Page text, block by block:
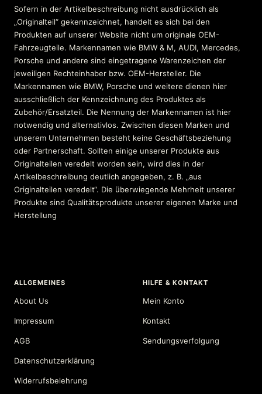
Sofern in der Artikelbeschreibung nicht ausdrücklich als
„Originalteil“ gekennzeichnet, handelt es sich bei den
Produkten auf unserer Website nicht um originale OEM-
Fahrzeugteile. Markennamen wie BMW & M, AUDI, Mercedes,
Porsche und andere sind eingetragene Warenzeichen der
jeweiligen Rechteinhaber bzw. OEM-Hersteller. Die
Markennamen wie BMW, Porsche und weitere dienen hier
ausschließlich der Kennzeichnung des Produktes als
Zubehör/Ersatzteil. Die Nennung der Markennamen ist hier
notwendig und alternativlos. Zwischen diesen Marken und
unserem Unternehmen besteht keine Geschäftsbeziehung
oder Partnerschaft. Sollten einige unserer Produkte aus
Originalteilen veredelt worden sein, wird dies in der
Artikelbeschreibung deutlich angegeben, z. B. „aus
Originalteilen veredelt“. Die überwiegende Mehrheit unserer
Produkte sind Qualitätsprodukte unserer eigenen Marke und
Herstellung
ALLGEMEINES
About Us
Impressum
AGB
Datenschutzerklärung
Widerrufsbelehrung
HILFE & KONTAKT
Mein Konto
Kontakt
Sendungsverfolgung